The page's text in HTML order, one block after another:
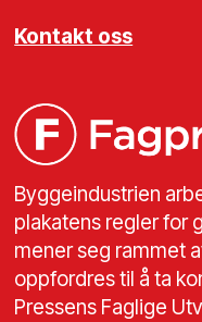
Kontakt oss
Byggeindustrien
plakatens regler for
mener seg rammet
oppfordres til å ta
Pressens Faglige